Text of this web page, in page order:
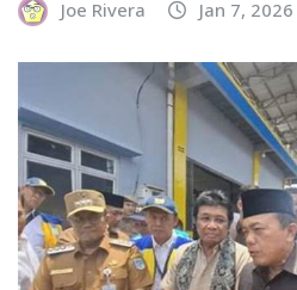
Joe Rivera Jan 7, 2026